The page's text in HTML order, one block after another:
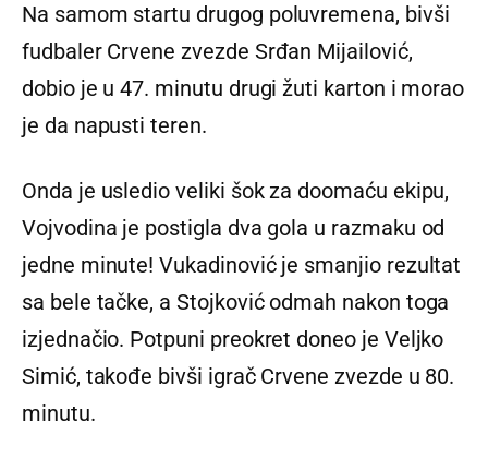
Na samom startu drugog poluvremena, bivši
fudbaler Crvene zvezde Srđan Mijailović,
dobio je u 47. minutu drugi žuti karton i morao
je da napusti teren.
Onda je usledio veliki šok za doomaću ekipu,
Vojvodina je postigla dva gola u razmaku od
jedne minute! Vukadinović je smanjio rezultat
sa bele tačke, a Stojković odmah nakon toga
izjednačio. Potpuni preokret doneo je Veljko
Simić, takođe bivši igrač Crvene zvezde u 80.
minutu.